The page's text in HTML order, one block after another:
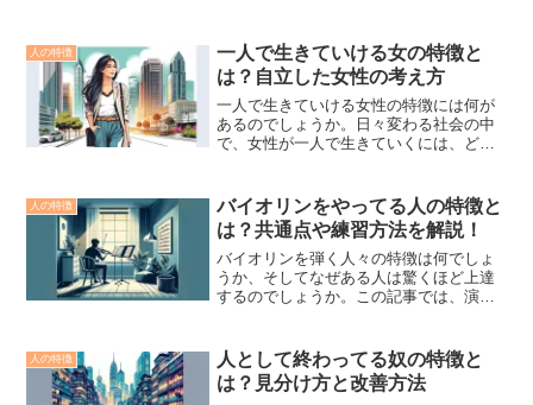
た人々との適切な関わり方について探求
しています。過保護な環境や家...
人の特徴
一人で生きていける女の特徴と
は？自立した女性の考え方
一人で生きていける女性の特徴には何が
あるのでしょうか。日々変わる社会の中
で、女性が一人で生きていくには、どの
性と生きていけない女性の違いや50代の
女性が一人で生きていく...
人の特徴
バイオリンをやってる人の特徴と
は？共通点や練習方法を解説！
バイオリンを弾く人々の特徴は何でしょ
うか、そしてなぜある人は驚くほど上達
するのでしょうか。この記事では、演奏
が得意な人々の背景や、向いている人の
特質、さらにはバイオリン...
人の特徴
人として終わってる奴の特徴と
は？見分け方と改善方法